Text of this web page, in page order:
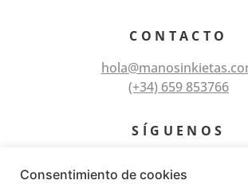
CONTACTO
(+34) 659 853766
SÍGUENOS
Consentimiento de cookies